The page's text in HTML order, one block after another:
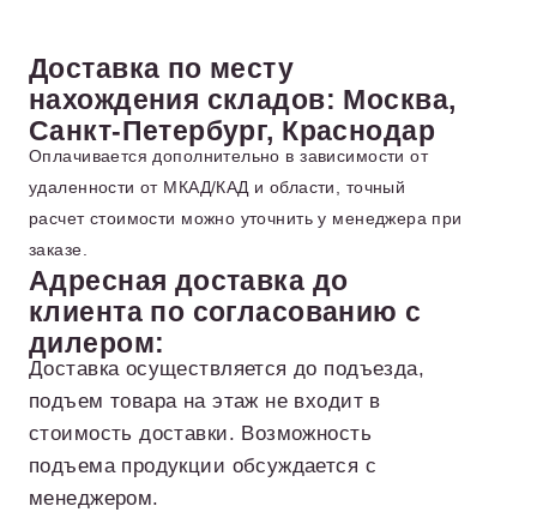
Доставка по месту
нахождения складов: Москва,
Санкт-Петербург, Краснодар
Оплачивается дополнительно в зависимости от
удаленности от МКАД/КАД и области, точный
расчет стоимости можно уточнить у менеджера при
заказе.
Адресная доставка до
клиента по согласованию с
дилером:
Доставка осуществляется до подъезда,
подъем товара на этаж не входит в
стоимость доставки. Возможность
подъема продукции обсуждается с
менеджером.